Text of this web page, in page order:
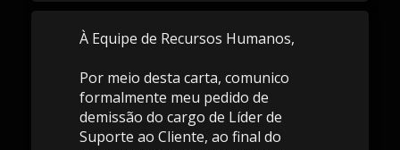
À Equipe de Recursos Humanos,
Por meio desta carta, comunico
formalmente meu pedido de
demissão do cargo de Líder de
Suporte ao Cliente, ao final do